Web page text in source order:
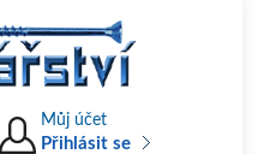
Můj účet
Přihlásit se